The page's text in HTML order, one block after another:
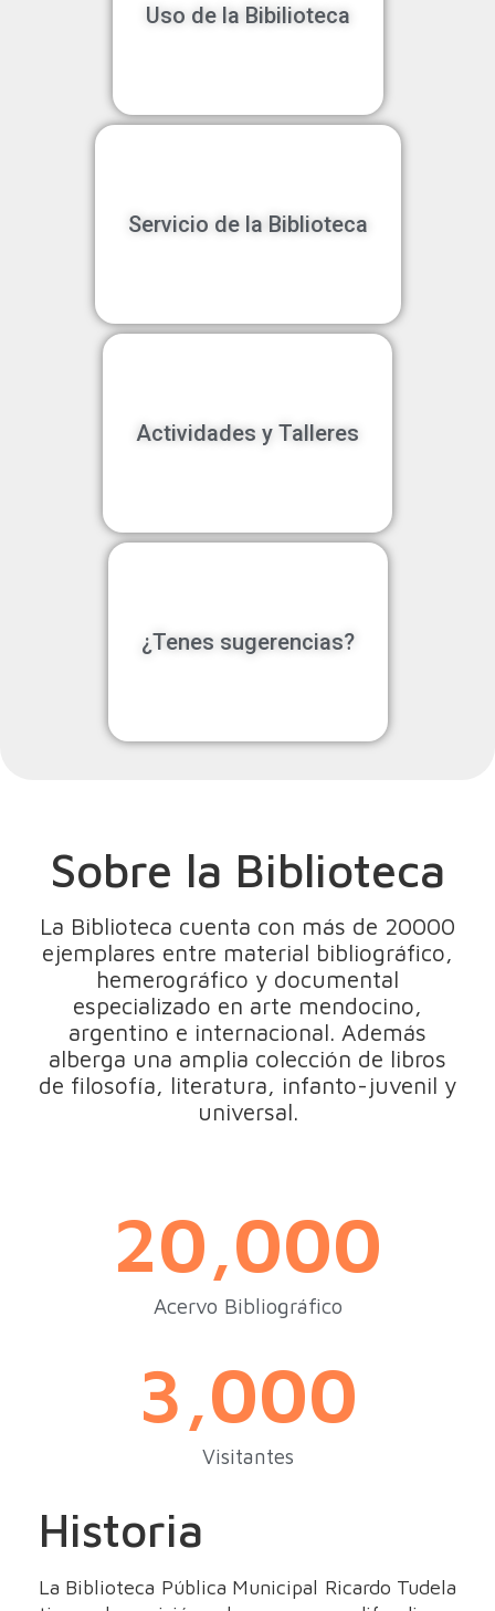
Uso de la Bibilioteca
Servicio de la Biblioteca
Actividades y Talleres
¿Tenes sugerencias?
Sobre la Biblioteca
La Biblioteca cuenta con más de 20000
ejemplares entre material bibliográfico,
hemerográfico y documental
especializado en arte mendocino,
argentino e internacional. Además
alberga una amplia colección de libros
de filosofía, literatura, infanto-juvenil y
universal.
20,000
Acervo Bibliográfico
3,000
Visitantes
Historia
La Biblioteca Pública Municipal Ricardo Tudela